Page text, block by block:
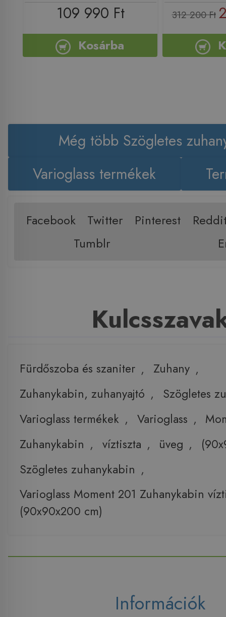
109 990 Ft
Kosárba
312 200 Ft
Még több Szögletes
Varioglass termékek
Facebook Twitter Pinterest
Tumblr
Fürdőszoba és szaniter , Zuhany ,
Zuhanykabin, zuhanyajtó ,
Szögletes
Varioglass termékek , Varioglass ,
Zuhanykabin , víztiszta , üveg ,
Szögletes zuhanykabin ,
Varioglass Moment 201 Zuhanykabin
(90x90x200 cm)
Információk